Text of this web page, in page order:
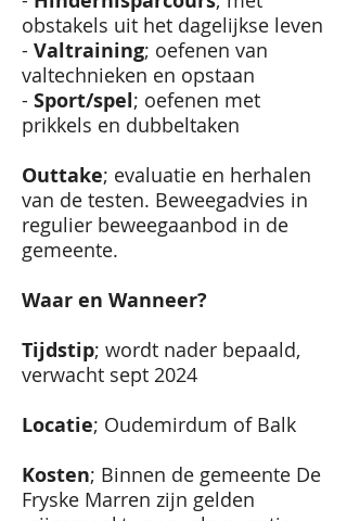
obstakels uit het dagelijkse leven
- Valtraining; oefenen van
valtechnieken en opstaan
- Sport/spel; oefenen met
prikkels en dubbeltaken
Outtake; evaluatie en herhalen
van de testen. Beweegadvies in
regulier beweegaanbod in de
gemeente.
Waar en Wanneer?
Tijdstip; wordt nader bepaald,
verwacht sept 2024
Locatie; Oudemirdum of Balk
Kosten; Binnen de gemeente De
Fryske Marren zijn gelden